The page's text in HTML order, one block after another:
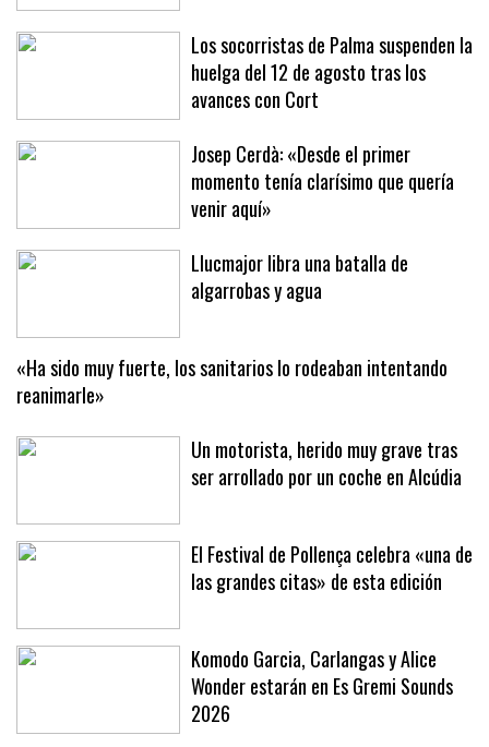
Los socorristas de Palma suspenden la
huelga del 12 de agosto tras los
avances con Cort
Josep Cerdà: «Desde el primer
momento tenía clarísimo que quería
venir aquí»
Llucmajor libra una batalla de
algarrobas y agua
«Ha sido muy fuerte, los sanitarios lo rodeaban intentando
reanimarle»
Un motorista, herido muy grave tras
ser arrollado por un coche en Alcúdia
El Festival de Pollença celebra «una de
las grandes citas» de esta edición
Komodo Garcia, Carlangas y Alice
Wonder estarán en Es Gremi Sounds
2026